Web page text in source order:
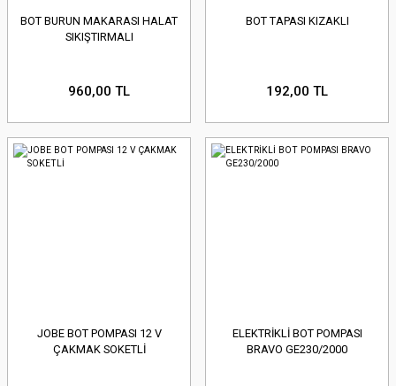
BOT BURUN MAKARASI HALAT
SIKIŞTIRMALI
960,00 TL
BOT TAPASI KIZAKLI
192,00 TL
JOBE BOT POMPASI 12 V
ÇAKMAK SOKETLİ
ELEKTRİKLİ BOT POMPASI
BRAVO GE230/2000